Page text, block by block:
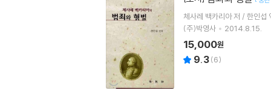
체사레 백카리아 저 / 한인섭
(주)박영사
2014.8.15.
15,000원
9.3(6)